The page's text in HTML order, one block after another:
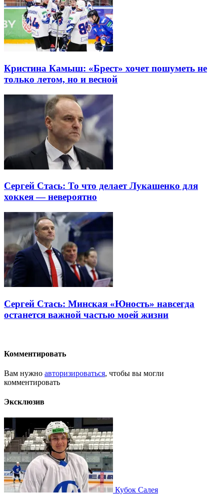
Кристина Камыш: «Брест» хочет пошуметь не
только летом, но и весной
Сергей Стась: То что делает Лукашенко для
хоккея — невероятно
Сергей Стась: Минская «Юность» навсегда
останется важной частью моей жизни
Комментировать
Вам нужно авторизироваться, чтобы вы могли
комментировать
Эксклюзив
Кубок Салея